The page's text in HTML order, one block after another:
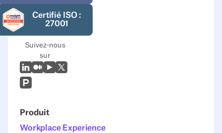
Certifié ISO :
27001
Suivez-nous
sur
LinkedIn
MoyenYoutubeX (Twitter)
Prodcut Hunt
Produit
Workplace Experience